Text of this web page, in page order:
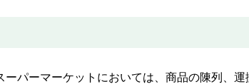
パーマーケットにおいては、商品の陳列、